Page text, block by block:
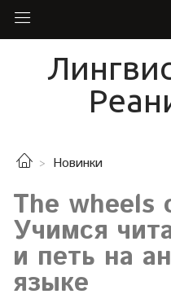
Новинки
The wheels
Учимся
и петь на
языке